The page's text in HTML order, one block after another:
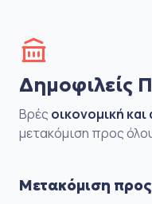
Δημοφιλείς
Βρές οικονομική
μετακόμιση προς
Μετακόμιση